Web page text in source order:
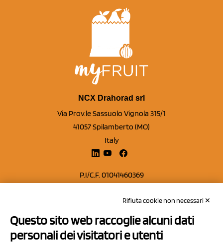
NCX Drahorad srl
Via Prov.le Sassuolo Vignola 315/1
41057 Spilamberto (MO)
Italy
P.I/C.F. 01041460369
Capitale sociale Euro 50.000,00 i.v.
Contatti
Rifiuta cookie non necessari ✕
Questo sito web raccoglie alcuni dati
personali dei visitatori e utenti